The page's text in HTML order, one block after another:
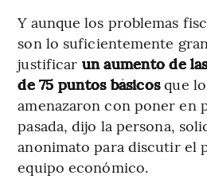
Y aunque los problemas
son lo suficientemente
justificar un aumento de
de 75 puntos básicosque
amenazaron con poner en
pasada, dijo la persona,
anonimato para discutir el
equipo económico.